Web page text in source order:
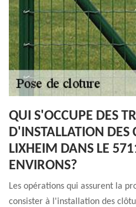
QUI S'OCCUPE DES
D'INSTALLATION DES
LIXHEIM DANS LE
ENVIRONS?
Les opérations qui assurent la
consister à l'installation des